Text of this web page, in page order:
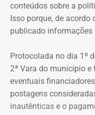
conteúdos sobre a
Isso porque, de
publicado informações
Protocolada no dia 1º
2ª Vara do município
eventuais
postagens
inautênticas e o